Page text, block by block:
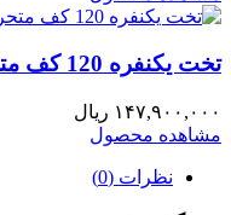
تخت یکنفره 120 کف متحرک کالی
۱۴۷,۹۰۰,۰۰۰ ریال
مشاهده محصول
نظرات (0)